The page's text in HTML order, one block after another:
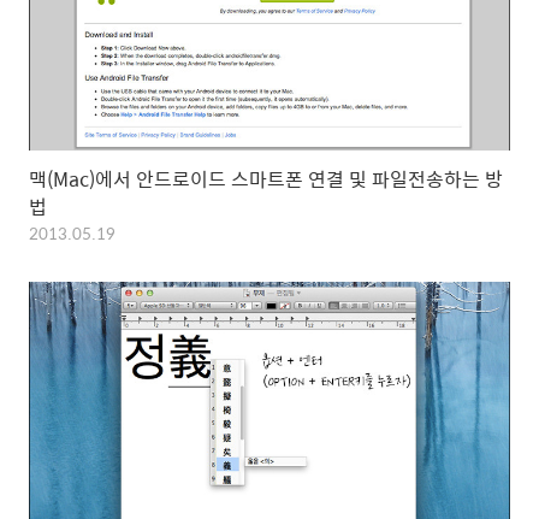
맥(Mac)에서 안드로이드 스마트폰 연결 및 파일전송하는 방
법
2013.05.19